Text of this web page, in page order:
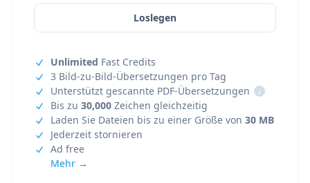
Loslegen
Unlimited Fast Credits
3 Bild-zu-Bild-Übersetzungen pro Tag
Unterstützt gescannte PDF-Übersetzungen
i
Bis zu 30,000 Zeichen gleichzeitig
Laden Sie Dateien bis zu einer Größe von 30 MB
Jederzeit stornieren
Ad free
Mehr →